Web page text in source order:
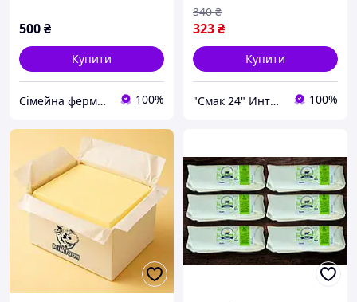
500₴
Купити
Сімейна ферма Goat Land 100%
323₴
340 ₴
Купити
"Смак 24" Интернет-магазин 100%